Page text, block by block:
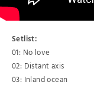
Setlist:
01: No love
02: Distant axis
03: Inland ocean